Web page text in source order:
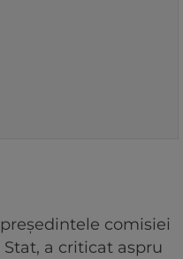
comisiei
a criticat aspru